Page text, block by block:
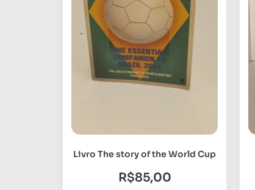
Livro The story of the World Cup
R$85,00